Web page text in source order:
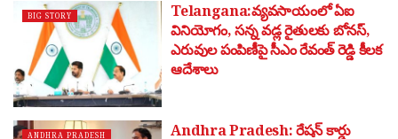
BIG STORY
Telangana:వ్యవసాయంలో ఏఐ
వినియోగం, సన్న వడ్ల రైతులకు బోనస్,
ఎరువుల పంపిణీపై సీఎం రేవంత్ రెడ్డి కీలక
ఆదేశాలు
ANDHRA PRADESH
Andhra Pradesh: రేషన్ కార్డు